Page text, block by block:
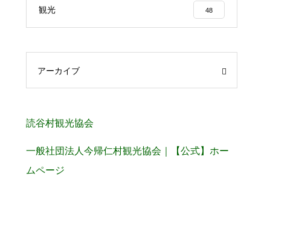
観光 48
アーカイブ
読谷村観光協会
一般社団法人今帰仁村観光協会｜【公式】ホー
ムページ